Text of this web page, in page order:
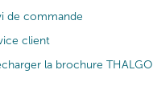
de commande
client
la brochure THALGO